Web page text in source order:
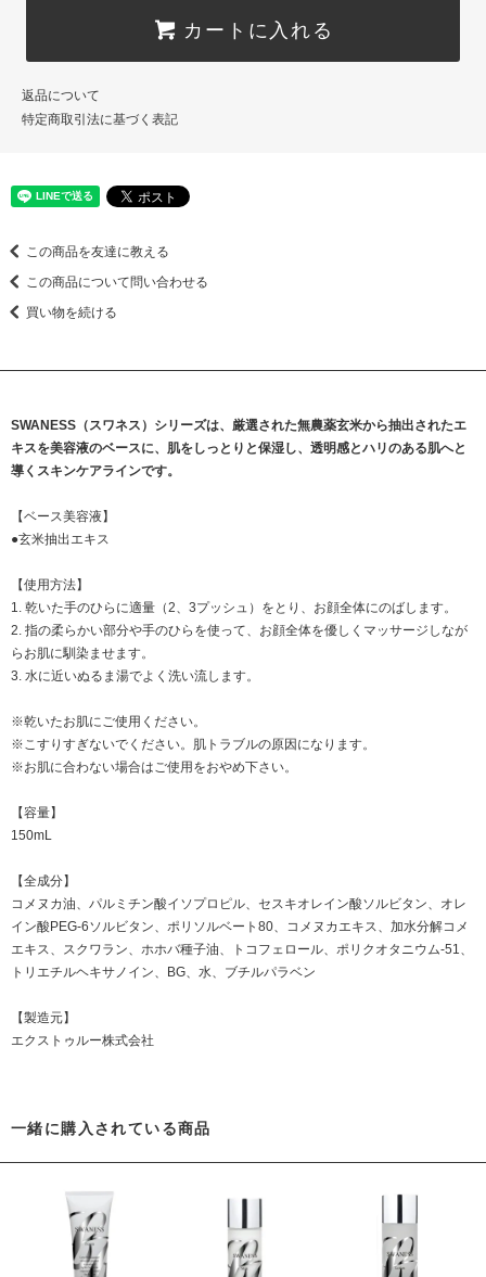
カートに入れる
返品について
特定商取引法に基づく表記
この商品を友達に教える
この商品について問い合わせる
買い物を続ける
SWANESS（スワネス）シリーズは、厳選された無農薬玄米から抽出されたエ
キスを美容液のベースに、肌をしっとりと保湿し、透明感とハリのある肌へと
導くスキンケアラインです。
【ベース美容液】
●玄米抽出エキス
【使用方法】
1. 乾いた手のひらに適量（2、3プッシュ）をとり、お顔全体にのばします。
2. 指の柔らかい部分や手のひらを使って、お顔全体を優しくマッサージしなが
らお肌に馴染ませます。
3. 水に近いぬるま湯でよく洗い流します。
※乾いたお肌にご使用ください。
※こすりすぎないでください。肌トラブルの原因になります。
※お肌に合わない場合はご使用をおやめ下さい。
【容量】
150mL
【全成分】
コメヌカ油、パルミチン酸イソプロピル、セスキオレイン酸ソルビタン、オレ
イン酸PEG-6ソルビタン、ポリソルベート80、コメヌカエキス、加水分解コメ
エキス、スクワラン、ホホバ種子油、トコフェロール、ポリクオタニウム-51、
トリエチルヘキサノイン、BG、水、ブチルパラベン
【製造元】
エクストゥルー株式会社
一緒に購入されている商品